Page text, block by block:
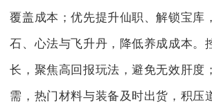
覆盖成本；优先提升仙职、解锁宝库
石、心法与飞升丹，降低养成成本。
长，聚焦高回报玩法，避免无效肝度
需，热门材料与装备及时出货，积压